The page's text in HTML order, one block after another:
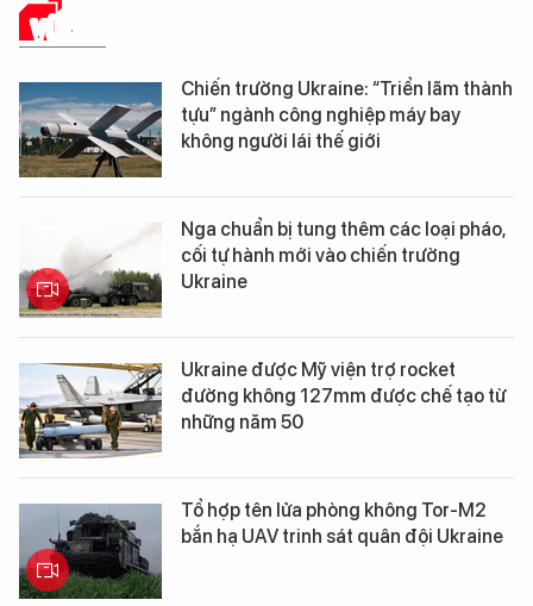
VŨ KHÍ
Chiến trường Ukraine: “Triển lãm thành
tựu” ngành công nghiệp máy bay
không người lái thế giới
Nga chuẩn bị tung thêm các loại pháo,
cối tự hành mới vào chiến trường
Ukraine
Ukraine được Mỹ viện trợ rocket
đường không 127mm được chế tạo từ
những năm 50
Tổ hợp tên lửa phòng không Tor-M2
bắn hạ UAV trinh sát quân đội Ukraine